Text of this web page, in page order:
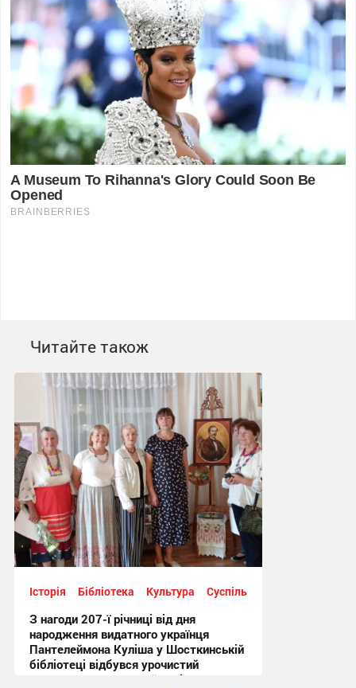
Читайте також
Історія Бібліотека Культура Суспільство
З нагоди 207-ї річниці від дня
народження видатного українця
Пантелеймона Куліша у Шосткинській
бібліотеці відбувся урочистий
культурно-мистецький захід + Фото